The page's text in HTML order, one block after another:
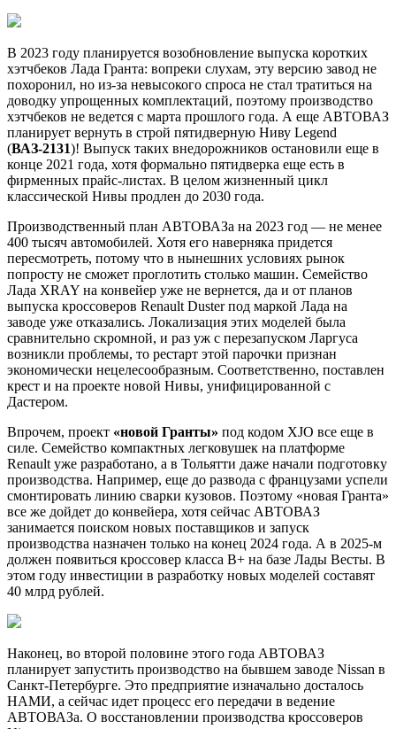
В 2023 году планируется возобновление выпуска коротких
хэтчбеков Лада Гранта: вопреки слухам, эту версию завод не
похоронил, но из-за невысокого спроса не стал тратиться на
доводку упрощенных комплектаций, поэтому производство
хэтчбеков не ведется с марта прошлого года. А еще АВТОВАЗ
планирует вернуть в строй пятидверную Ниву Legend
(ВАЗ-2131)! Выпуск таких внедорожников остановили еще в
конце 2021 года, хотя формально пятидверка еще есть в
фирменных прайс-листах. В целом жизненный цикл
классической Нивы продлен до 2030 года.
Производственный план АВТОВАЗа на 2023 год — не менее
400 тысяч автомобилей. Хотя его наверняка придется
пересмотреть, потому что в нынешних условиях рынок
попросту не сможет проглотить столько машин. Семейство
Лада XRAY на конвейер уже не вернется, да и от планов
выпуска кроссоверов Renault Duster под маркой Лада на
заводе уже отказались. Локализация этих моделей была
сравнительно скромной, и раз уж с перезапуском Ларгуса
возникли проблемы, то рестарт этой парочки признан
экономически нецелесообразным. Соответственно, поставлен
крест и на проекте новой Нивы, унифицированной с
Дастером.
Впрочем, проект «новой Гранты» под кодом XJO все еще в
силе. Семейство компактных легковушек на платформе
Renault уже разработано, а в Тольятти даже начали подготовку
производства. Например, еще до развода с французами успели
смонтировать линию сварки кузовов. Поэтому «новая Гранта»
все же дойдет до конвейера, хотя сейчас АВТОВАЗ
занимается поиском новых поставщиков и запуск
производства назначен только на конец 2024 года. А в 2025-м
должен появиться кроссовер класса B+ на базе Лады Весты. В
этом году инвестиции в разработку новых моделей составят
40 млрд рублей.
Наконец, во второй половине этого года АВТОВАЗ
планирует запустить производство на бывшем заводе Nissan в
Санкт-Петербурге. Это предприятие изначально досталось
НАМИ, а сейчас идет процесс его передачи в ведение
АВТОВАЗа. О восстановлении производства кроссоверов